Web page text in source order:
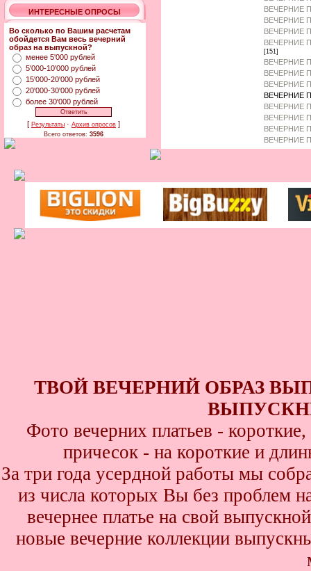
ИНТЕРЕСНЫЕ ОПРОСЫ
Во сколько по Вашим расчетам
обойдется Вам весь вечерний
образ на выпускной?
менее 5'000 рублей
5'000-10'000 рублей
15'000-20'000 рублей
20'000-30'000 рублей
более 30'000 рублей
[ Результаты · Архив опросов ]
Всего ответов: 3596
ВЕЧЕРНИЕ
ВЕЧЕРНИЕ
ВЕЧЕРНИЕ
ВЕЧЕРНИЕ
[151]
ВЕЧЕРНИЕ
ВЕЧЕРНИЕ
ВЕЧЕРНИЕ
ВЕЧЕРНИЕ
ВЕЧЕРНИЕ
ВЕЧЕРНИЕ
ВЕЧЕРНИЕ
ВЕЧЕРНИЕ
ТВОЙ ВЕЧЕРНИЙ ОБРАЗ
Фото вечерних платьев -
причесок - на короткие и
За три года усердной работы мы
из числа которых Вы без проблем
вечернее платье на свой
новые вечерние коллекции